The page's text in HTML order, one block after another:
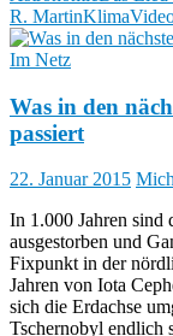
R. MartinKlima
Im Netz
Was in den
passiert
22. Januar 2015
In 1.000 Jahren sind
ausgestorben und
Fixpunkt in der
Jahren von Iota
sich die Erdachse
Tschernobyl endlich